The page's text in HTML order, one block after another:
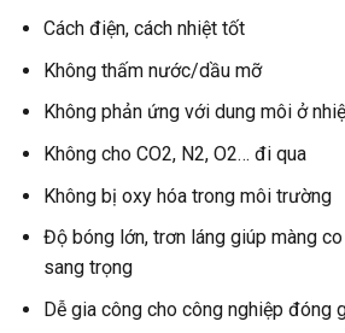
Cách điện, cách nhiệt tốt
Không thấm nước/dầu mỡ
Không phản ứng với dung môi ở
Không cho CO2, N2, O2… đi qua
Không bị oxy hóa trong môi trường
Độ bóng lớn, trơn láng giúp màng
sang trọng
Dễ gia công cho công nghiệp đóng